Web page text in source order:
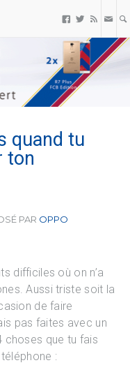
  
quand tu
ton
PAR OPPO
difficiles où on n’a
Aussi triste soit la
de faire
pas faites avec un
choses que tu fais
: